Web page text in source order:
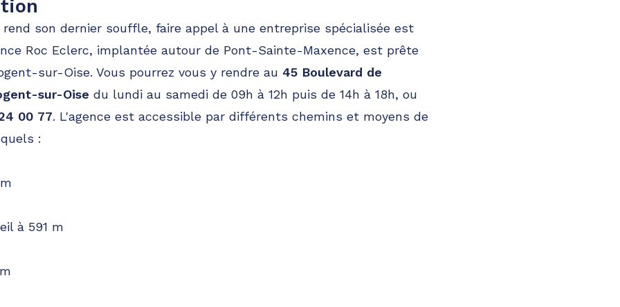
46.6km
son dernier souffle, faire appel à une entreprise spécialisée est
Roc Eclerc, implantée autour de Pont-Sainte-Maxence, est prête
sur-Oise. Vous pourrez vous y rendre au 45 Boulevard de
sur-Oise du lundi au samedi de 09h à 12h puis de 14h à 18h, ou
00 77. L'agence est accessible par différents chemins et moyens de
:
à 591 m